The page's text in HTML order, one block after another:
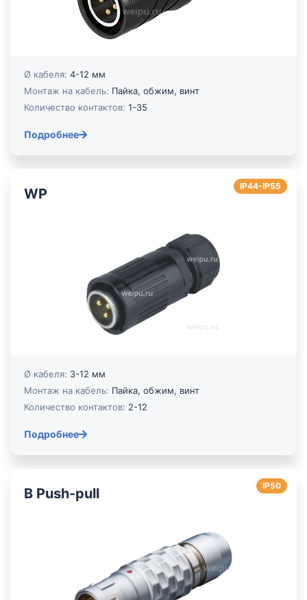
Ø кабеля: 4-12 мм
Монтаж на кабель: Пайка, обжим, винт
Количество контактов: 1-35
Подробнее
WP IP44-IP55
Ø кабеля: 3-12 мм
Монтаж на кабель: Пайка, обжим, винт
Количество контактов: 2-12
Подробнее
B Push-pull IP50